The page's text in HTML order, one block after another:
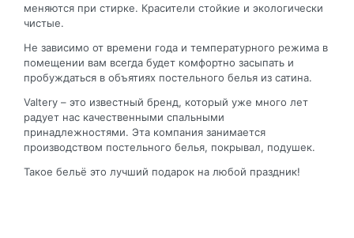
меняются при стирке. Красители стойкие и экологически
чистые.
Не зависимо от времени года и температурного режима в
помещении вам всегда будет комфортно засыпать и
пробуждаться в объятиях постельного белья из сатина.
Valtery – это известный бренд, который уже много лет
радует нас качественными спальными
принадлежностями. Эта компания занимается
производством постельного белья, покрывал, подушек.
Такое бельё это лучший подарок на любой праздник!